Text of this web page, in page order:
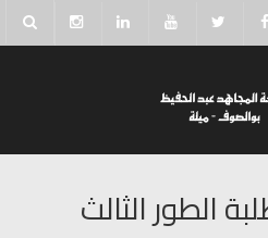
الطور الثالث